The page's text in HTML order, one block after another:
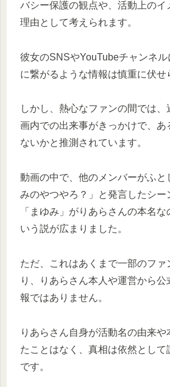
バシー保護の観点や、活動上のイ
理由として考えられます。
彼女のSNSやYouTubeチャンネ
に繋がるような情報は慎重に伏せ
しかし、熱心なファンの間では、
画内での出来事がきっかけで、あ
ないかと推測されています。
動画の中で、他のメンバーがふと
みのやつやろ？」と発言したシー
「まゆみ」がりあらさんの本名
いう説が広まりました。
ただ、これはあくまで一部のファ
り、りあらさん本人や運営から
報ではありません。
りあらさん自身が活動名の由来や
たことはなく、真相は依然として
です。